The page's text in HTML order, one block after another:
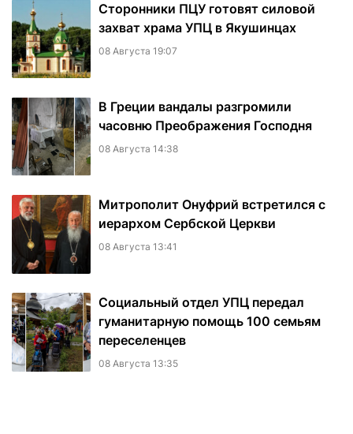
Сторонники ПЦУ готовят силовой
захват храма УПЦ в Якушинцах
08 Августа 19:07
В Греции вандалы разгромили
часовню Преображения Господня
08 Августа 14:38
Митрополит Онуфрий встретился с
иерархом Сербской Церкви
08 Августа 13:41
Социальный отдел УПЦ передал
гуманитарную помощь 100 семьям
переселенцев
08 Августа 13:35